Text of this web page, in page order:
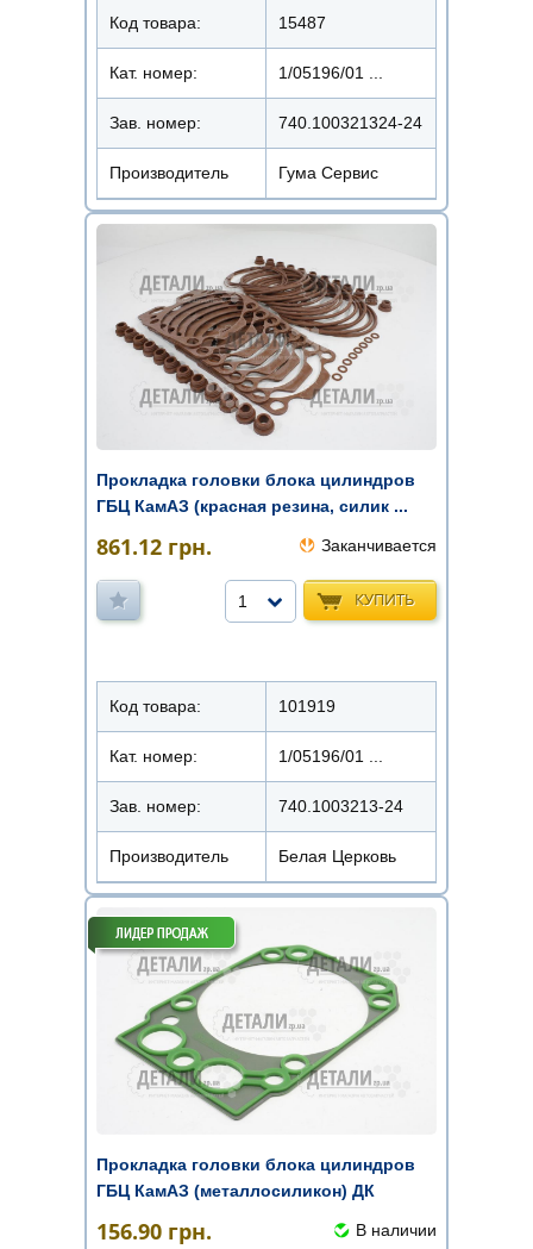
Код товара: 15487
Кат. номер: 1/05196/01 ...
Зав. номер: 740.100321324-24
Производитель Гума Сервис
Прокладка головки блока цилиндров
ГБЦ КамАЗ (красная резина, силик ...
861.12 грн. Заканчивается
КУПИТЬ
1
Код товара: 101919
Кат. номер: 1/05196/01 ...
Зав. номер: 740.1003213-24
Производитель Белая Церковь
Прокладка головки блока цилиндров
ГБЦ КамАЗ (металлосиликон) ДК
156.90 грн. В наличии